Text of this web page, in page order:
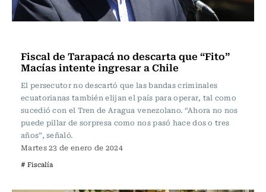
Fiscal de Tarapacá no descarta que “Fito”
Macías intente ingresar a Chile
El persecutor no descartó que las bandas criminales
ecuatorianas también elijan el país para operar, tal como
sucedió con el Tren de Aragua venezolano. “Ahora no nos
puede pillar de sorpresa como nos pasó hace dos o tres
años”, señaló.
Martes 23 de enero de 2024
# Fiscalía